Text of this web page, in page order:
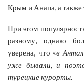
Крым и Анапа, а также
При этом
разному, однако
уверена, что «в
уже бывали, и
турецкие курорты.